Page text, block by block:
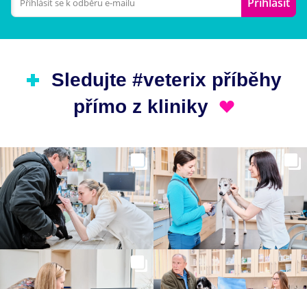
Sledujte #veterix příběhy
přímo z kliniky